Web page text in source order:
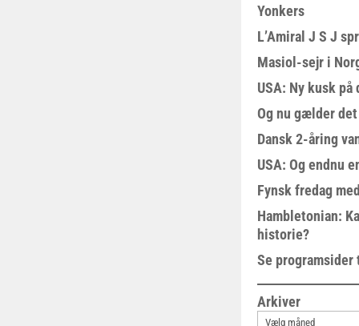
Yonkers
L’Amiral J S J
Masiol-sejr i
USA: Ny kusk på
Og nu gælder
Dansk 2-åring
USA: Og endnu
Fynsk fredag
Hambletonian:
historie?
Se
Arkiver